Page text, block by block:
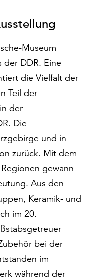
Museum
der DDR. Eine
die Vielfalt der
Teil der
der
Die
und in
zurück. Mit dem
gewann
Aus den
Keramik- und
im 20.
bei der
im
während der